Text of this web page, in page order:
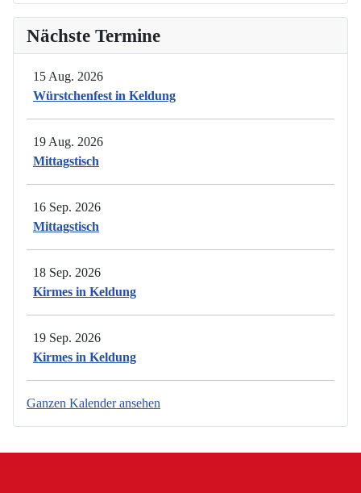
Nächste Termine
15 Aug. 2026
Würstchenfest in Keldung
19 Aug. 2026
Mittagstisch
16 Sep. 2026
Mittagstisch
18 Sep. 2026
Kirmes in Keldung
19 Sep. 2026
Kirmes in Keldung
Ganzen Kalender ansehen